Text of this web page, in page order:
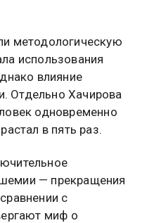
методологическую
использования
влияние
Отдельно Хачирова
одновременно
в пять раз.
— прекращения
с
миф о